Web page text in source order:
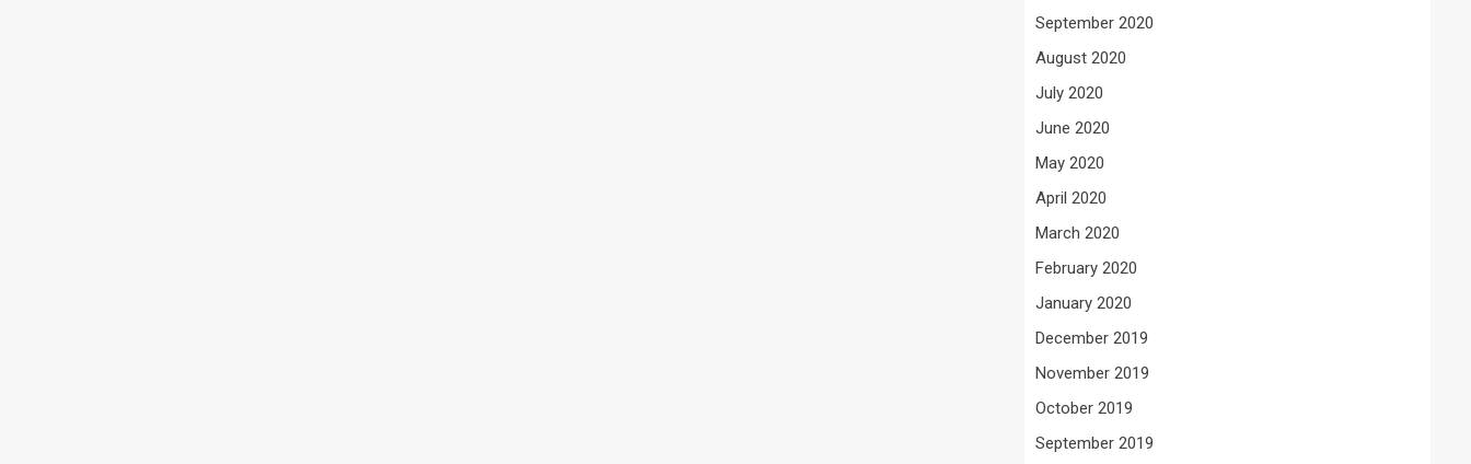
September 2020
August 2020
July 2020
June 2020
May 2020
April 2020
March 2020
February 2020
January 2020
December 2019
November 2019
October 2019
September 2019